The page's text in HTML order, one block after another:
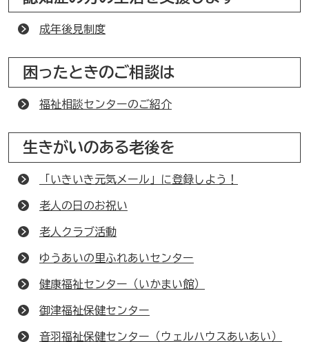
成年後見制度
困ったときのご相談は
福祉相談センターのご紹介
生きがいのある老後を
「いきいき元気メール」に登録しよう！
老人の日のお祝い
老人クラブ活動
ゆうあいの里ふれあいセンター
健康福祉センター（いかまい館）
御津福祉保健センター
音羽福祉保健センター（ウェルハウスあいあい）